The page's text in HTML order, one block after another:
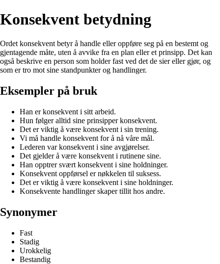
Konsekvent betydning
Ordet konsekvent betyr å handle eller oppføre seg på en bestemt og
gjentagende måte, uten å avvike fra en plan eller et prinsipp. Det kan
også beskrive en person som holder fast ved det de sier eller gjør, og
som er tro mot sine standpunkter og handlinger.
Eksempler på bruk
Han er konsekvent i sitt arbeid.
Hun følger alltid sine prinsipper konsekvent.
Det er viktig å være konsekvent i sin trening.
Vi må handle konsekvent for å nå våre mål.
Lederen var konsekvent i sine avgjørelser.
Det gjelder å være konsekvent i rutinene sine.
Han opptrer svært konsekvent i sine holdninger.
Konsekvent oppførsel er nøkkelen til suksess.
Det er viktig å være konsekvent i sine holdninger.
Konsekvente handlinger skaper tillit hos andre.
Synonymer
Fast
Stadig
Urokkelig
Bestandig